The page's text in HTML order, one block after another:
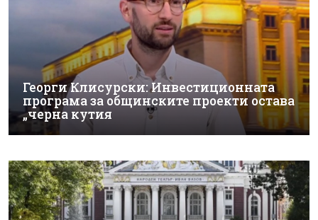
Георги Клисурски: Инвестиционната
програма за общинските проекти остава
„черна кутия